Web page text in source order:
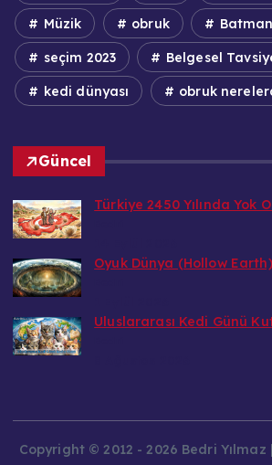
Müzik obruk
seçim 2023 Belgesel
kedi dünyası obruk
Güncel
Türkiye 2450 Yılında Yok
Oyuk Dünya (Hollow Earth)
Uluslararası Kedi Günü
Copyright © 2012 - 2026 Bedri Yılmaz |